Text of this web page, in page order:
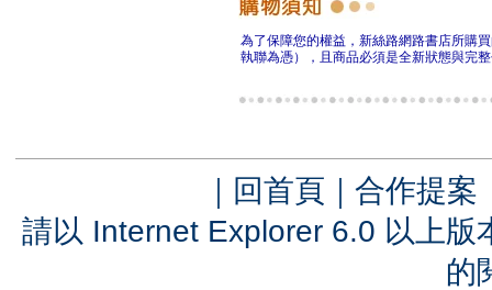
為了保障您的權益，新絲路網路書店所購
執聯為憑），且商品必須是全新狀態與完
｜ 回首頁 ｜ 合作提案
請以 Internet Explorer 6.0 以上
的